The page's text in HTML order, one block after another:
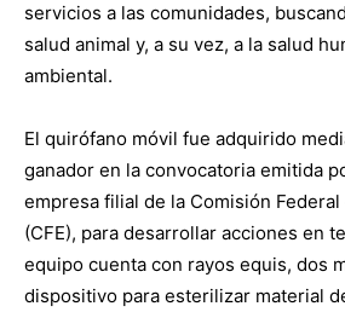
servicios a las comunidades,
salud animal y, a su vez, a la salud
ambiental.
El quirófano móvil fue adquirido
ganador en la convocatoria emitida
empresa filial de la Comisión
(CFE), para desarrollar acciones en
equipo cuenta con rayos equis, dos
dispositivo para esterilizar material